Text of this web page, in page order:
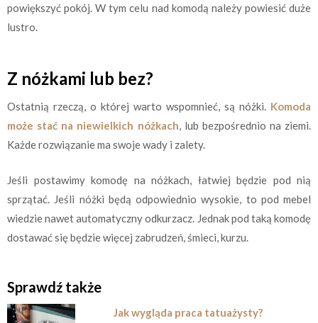
powiększyć pokój. W tym celu nad komodą należy powiesić duże
lustro.
Z nóżkami lub bez?
Ostatnią rzeczą, o której warto wspomnieć, są nóżki. Komoda
może stać na niewielkich nóżkach, lub bezpośrednio na ziemi.
Każde rozwiązanie ma swoje wady i zalety.
Jeśli postawimy komodę na nóżkach, łatwiej będzie pod nią
sprzątać. Jeśli nóżki będą odpowiednio wysokie, to pod mebel
wiedzie nawet automatyczny odkurzacz. Jednak pod taką komodę
dostawać się będzie więcej zabrudzeń, śmieci, kurzu.
Sprawdź także
Jak wygląda praca tatuażysty?